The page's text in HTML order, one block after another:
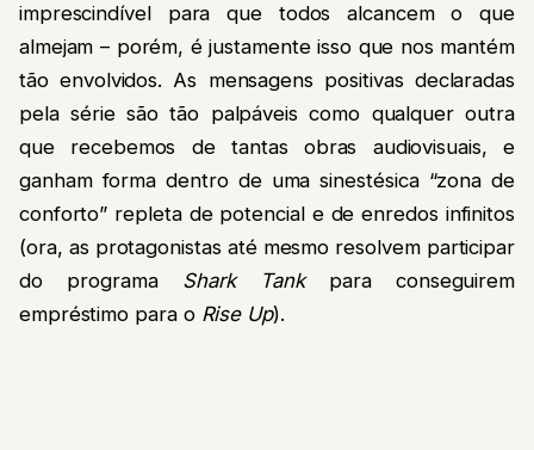
imprescindível para que todos alcancem o que
almejam – porém, é justamente isso que nos mantém
tão envolvidos. As mensagens positivas declaradas
pela série são tão palpáveis como qualquer outra
que recebemos de tantas obras audiovisuais, e
ganham forma dentro de uma sinestésica “zona de
conforto” repleta de potencial e de enredos infinitos
(ora, as protagonistas até mesmo resolvem participar
do programa Shark Tankpara conseguirem
empréstimo para o Rise Up).